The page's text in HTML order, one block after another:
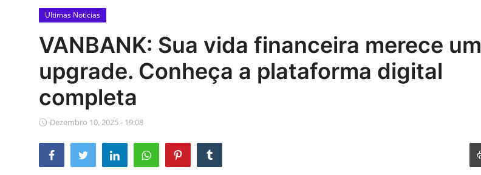
Politica
Educação
Cultura
Galeria
Ultimas Noticias
VANBANK: Sua vida financeira merece um
upgrade. Conheça a plataforma digital
completa
Dezembro 10, 2025 - 19:08